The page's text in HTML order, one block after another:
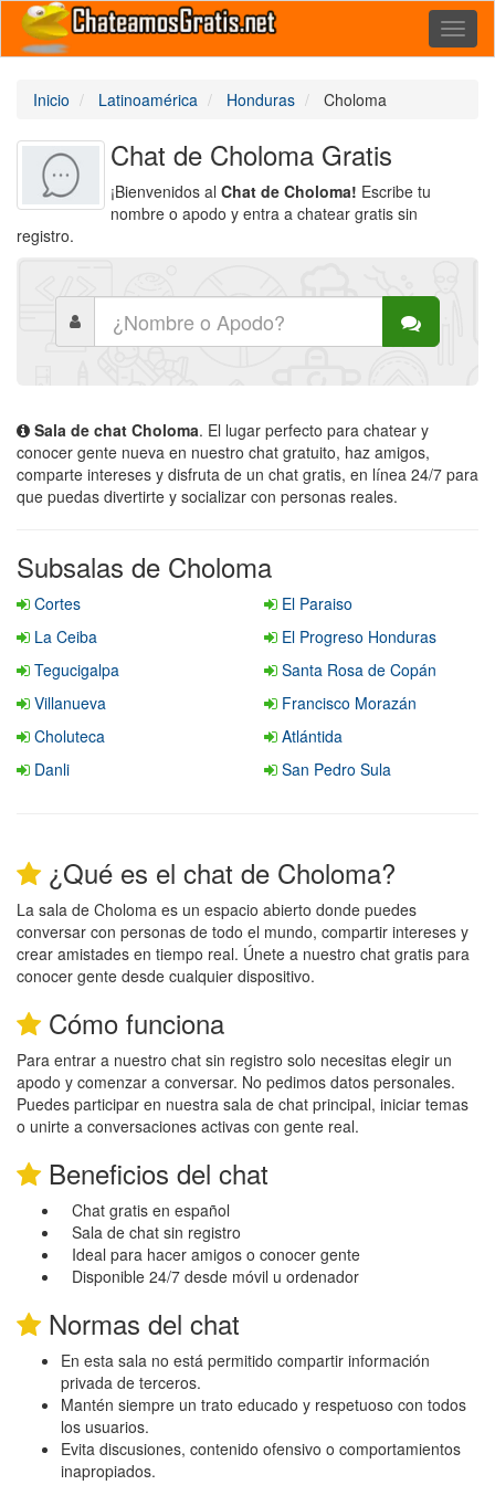
Inicio Latinoamérica Honduras Choloma
Chat de Choloma Gratis
¡Bienvenidos al Chat de Choloma! Escribe tu
nombre o apodo y entra a chatear gratis sin
registro.
Sala de chat Choloma. El lugar perfecto para chatear y
conocer gente nueva en nuestro chat gratuito, haz amigos,
comparte intereses y disfruta de un chat gratis, en línea 24/7 para
que puedas divertirte y socializar con personas reales.
Subsalas de Choloma
Cortes
El Paraiso
La Ceiba
El Progreso Honduras
Tegucigalpa
Santa Rosa de Copán
Villanueva
Francisco Morazán
Choluteca
Atlántida
Danli
San Pedro Sula
¿Qué es el chat de Choloma?
La sala de Choloma es un espacio abierto donde puedes
conversar con personas de todo el mundo, compartir intereses y
crear amistades en tiempo real. Únete a nuestro chat gratis para
conocer gente desde cualquier dispositivo.
Cómo funciona
Para entrar a nuestro chat sin registro solo necesitas elegir un
apodo y comenzar a conversar. No pedimos datos personales.
Puedes participar en nuestra sala de chat principal, iniciar temas
o unirte a conversaciones activas con gente real.
Beneficios del chat
Chat gratis en español
Sala de chat sin registro
Ideal para hacer amigos o conocer gente
Disponible 24/7 desde móvil u ordenador
Normas del chat
En esta sala no está permitido compartir información
privada de terceros.
Mantén siempre un trato educado y respetuoso con todos
los usuarios.
Evita discusiones, contenido ofensivo o comportamientos
inapropiados.